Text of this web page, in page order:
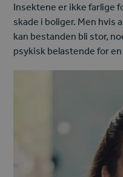
Insektene er ikke farlige
skade i boliger. Men hvis
kan bestanden bli stor,
psykisk belastende for